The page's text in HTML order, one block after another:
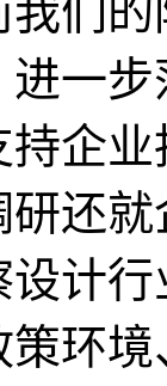
们
一
企
还
计
环